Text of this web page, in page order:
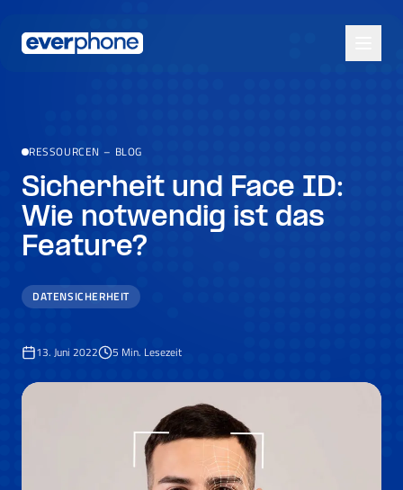
RESSOURCEN – BLOG
Sicherheit und Face ID:
Wie notwendig ist das
Feature?
DATENSICHERHEIT
13. Juni 2022 5 Min. Lesezeit